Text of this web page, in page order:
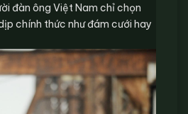
đàn ông Việt Nam chỉ chọn
chính thức như đám cưới hay